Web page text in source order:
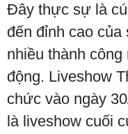
Đây thực sự là
đến đỉnh cao
nhiều thành
động. Liveshow
chức vào ngày
là liveshow cuối